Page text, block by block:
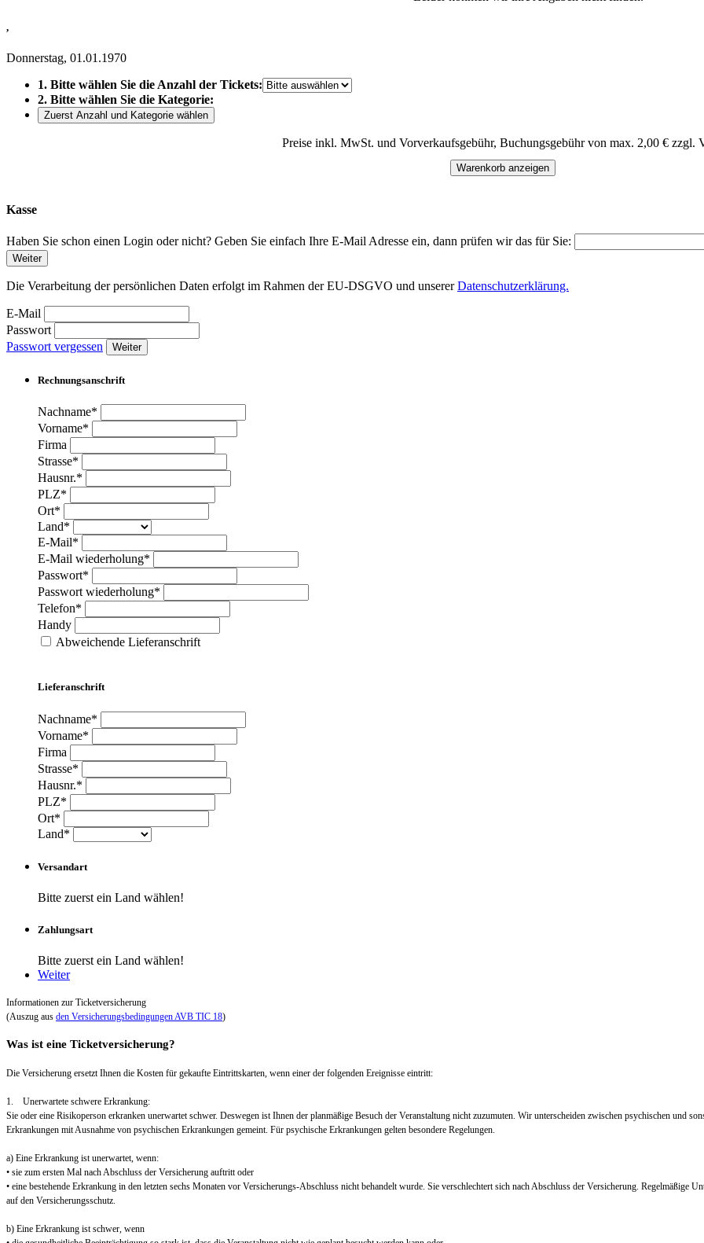
,
Donnerstag, 01.01.1970
1. Bitte wählen Sie die Anzahl der Tickets:
2. Bitte wählen Sie die Kategorie:
Zuerst Anzahl und Kategorie wählen
Preise inkl. MwSt. und Vorverkaufsgebühr, Buchungsgebühr von max. 2,00 € zzgl.
Warenkorb anzeigen
Kasse
Haben Sie schon einen Login oder nicht? Geben Sie einfach Ihre E-Mail Adresse ein, dann prüfen wir das für Sie:
Weiter
Die Verarbeitung der persönlichen Daten erfolgt im Rahmen der EU-DSGVO und unsererDatenschutzerklärung.
E-Mail
Passwort
Passwort vergessen
Weiter
Rechnungsanschrift
Nachname*
Vorname*
Firma
Strasse*
Hausnr.*
PLZ*
Ort*
Land*
E-Mail*
E-Mail wiederholung*
Passwort*
Passwort wiederholung*
Telefon*
Handy
Abweichende Lieferanschrift
Lieferanschrift
Nachname*
Vorname*
Firma
Strasse*
Hausnr.*
PLZ*
Ort*
Land*
Versandart
Bitte zuerst ein Land wählen!
Zahlungsart
Bitte zuerst ein Land wählen!
Weiter
Informationen zur Ticketversicherung
(Auszug aus den Versicherungsbedingungen AVB TIC 18)
Was ist eine Ticketversicherung?
Die Versicherung ersetzt Ihnen die Kosten für gekaufte Eintrittskarten, wenn einer der folgenden Ereignisse eintritt:
1. Unerwartete schwere Erkrankung:
Sie oder eine Risikoperson erkranken unerwartet schwer. Deswegen ist Ihnen der planmäßige Besuch der Veranstaltung nicht zuzumuten. Wir unterscheiden zwischen psychischen und
Erkrankungen mit Ausnahme von psychischen Erkrankungen gemeint. Für psychische Erkrankungen gelten besondere Regelungen.
a) Eine Erkrankung ist unerwartet, wenn:
• sie zum ersten Mal nach Abschluss der Versicherung auftritt oder
• eine bestehende Erkrankung in den letzten sechs Monaten vor Versicherungs-Abschluss nicht behandelt wurde. Sie verschlechtert sich nach Abschluss der Versicherung. Regelmäßige
auf den Versicherungsschutz.
b) Eine Erkrankung ist schwer, wenn